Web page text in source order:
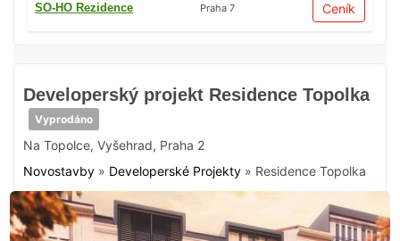
Developerský projekt Residence Topolka
Vyprodáno
Na Topolce, Vyšehrad, Praha 2
Novostavby » Developerské Projekty » Residence Topolka
SO-HO Rezidence Praha 7 Ceník